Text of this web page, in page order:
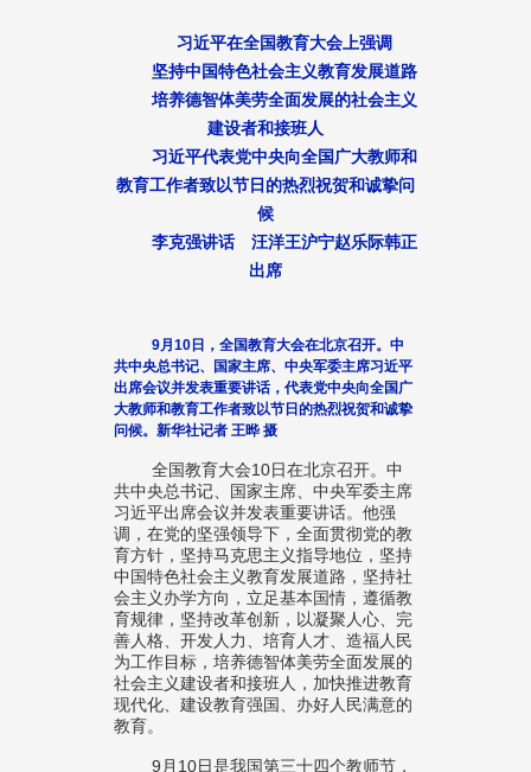
习近平在全国教育大会上强调
坚持中国特色社会主义教育发展道路
培养德智体美劳全面发展的社会主义
建设者和接班人
习近平代表党中央向全国广大教师和
教育工作者致以节日的热烈祝贺和诚挚问
候
李克强讲话 汪洋王沪宁赵乐际韩正
出席
9月10日，全国教育大会在北京召开。中
共中央总书记、国家主席、中央军委主席习近平
出席会议并发表重要讲话，代表党中央向全国广
大教师和教育工作者致以节日的热烈祝贺和诚挚
问候。新华社记者 王晔 摄
全国教育大会10日在北京召开。中
共中央总书记、国家主席、中央军委主席
习近平出席会议并发表重要讲话。他强
调，在党的坚强领导下，全面贯彻党的教
育方针，坚持马克思主义指导地位，坚持
中国特色社会主义教育发展道路，坚持社
会主义办学方向，立足基本国情，遵循教
育规律，坚持改革创新，以凝聚人心、完
善人格、开发人力、培育人才、造福人民
为工作目标，培养德智体美劳全面发展的
社会主义建设者和接班人，加快推进教育
现代化、建设教育强国、办好人民满意的
教育。
9月10日是我国第三十四个教师节，